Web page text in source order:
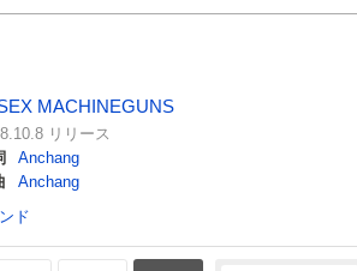
MACHINEGUNS
リリース
Anchang
Anchang
ド